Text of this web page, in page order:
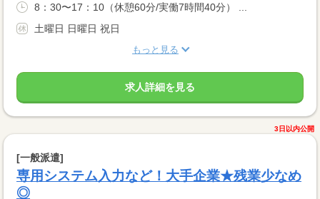
8：30〜17：10（休憩60分/実働7時間40分） ...
土曜日 日曜日 祝日
もっと見る
求人詳細を見る
3日以内公開
[一般派遣]
専用システム入力など！大手企業★残業少なめ
◎